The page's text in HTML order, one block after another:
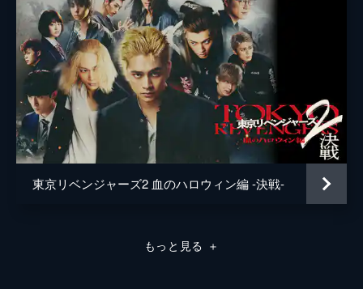
東京リベンジャーズ2 血のハロウィン編 -決戦-
もっと見る ＋